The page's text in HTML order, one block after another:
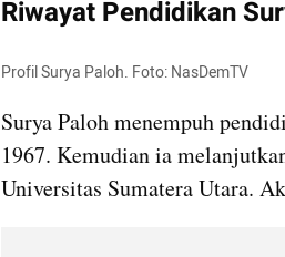
Riwayat Pendidikan
Profil Surya Paloh. Foto: NasDemTV
Surya Paloh menempuh
1967. Kemudian ia
Universitas Sumatera Utara.